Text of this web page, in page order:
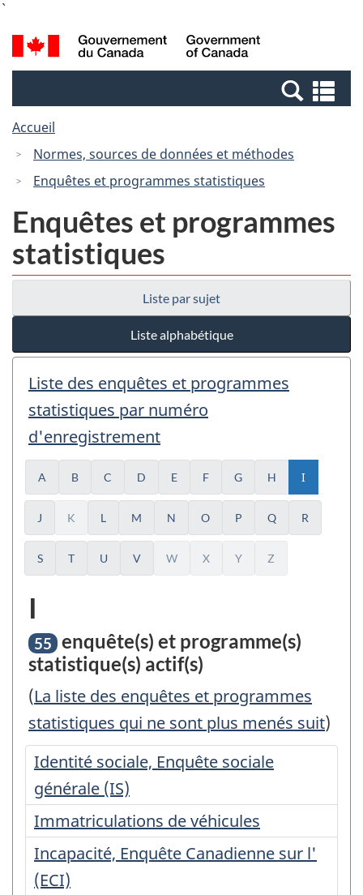
to
main
à
la
Canada
Recherche
et
et
Accueil
Normes, sources de données et méthodes
Enquêtes et programmes statistiques
Enquêtes et programmes
statistiques
Liste par sujet
Liste alphabétique
Liste des enquêtes et programmes
statistiques par numéro
d'enregistrement
A B C D E F G H I
J K L M N O P Q R
S T U V W X Y Z
Liste
des
enquêtes
et
programmes
statistiques
commençant
par
la
lettre
I
55 enquête(s) et programme(s)
statistique(s) actif(s)
(La liste des enquêtes et programmes
statistiques qui ne sont plus menés suit)
Identité sociale, Enquête sociale
générale (IS)
Immatriculations de véhicules
Incapacité, Enquête Canadienne sur l'
(ECI)